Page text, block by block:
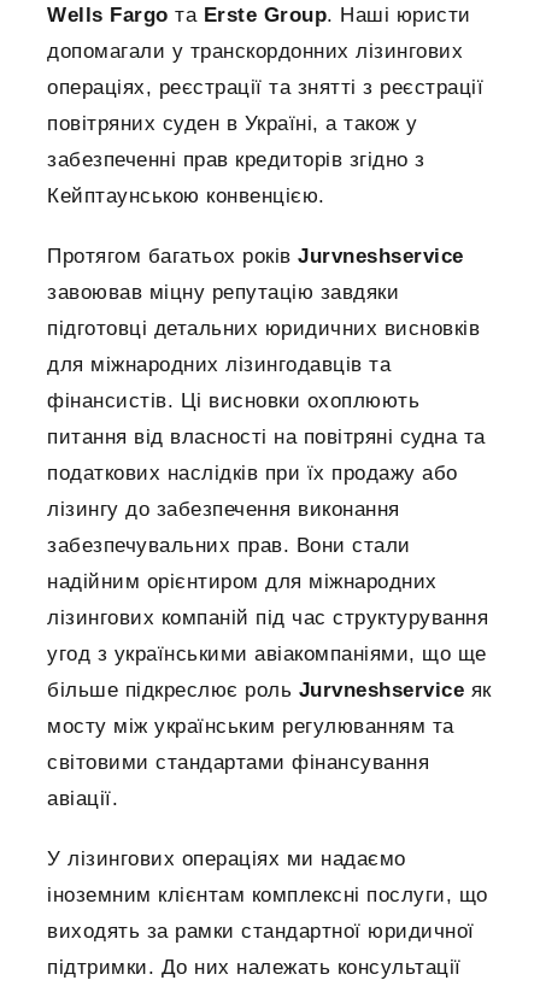
Wells Fargo та Erste Group. Наші юристи
допомагали у транскордонних лізингових
операціях, реєстрації та знятті з реєстрації
повітряних суден в Україні, а також у
забезпеченні прав кредиторів згідно з
Кейптаунською конвенцією.
Протягом багатьох років Jurvneshservice
завоював міцну репутацію завдяки
підготовці детальних юридичних висновків
для міжнародних лізингодавців та
фінансистів. Ці висновки охоплюють
питання від власності на повітряні судна та
податкових наслідків при їх продажу або
лізингу до забезпечення виконання
забезпечувальних прав. Вони стали
надійним орієнтиром для міжнародних
лізингових компаній під час структурування
угод з українськими авіакомпаніями, що ще
більше підкреслює роль Jurvneshservice як
мосту між українським регулюванням та
світовими стандартами фінансування
авіації.
У лізингових операціях ми надаємо
іноземним клієнтам комплексні послуги, що
виходять за рамки стандартної юридичної
підтримки. До них належать консультації